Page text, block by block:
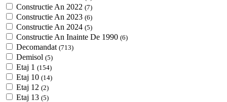
Constructie An 2022 (7)
Constructie An 2023 (6)
Constructie An 2024 (5)
Constructie An Inainte De 1990 (6)
Decomandat (713)
Demisol (5)
Etaj 1 (154)
Etaj 10 (14)
Etaj 12 (2)
Etaj 13 (5)